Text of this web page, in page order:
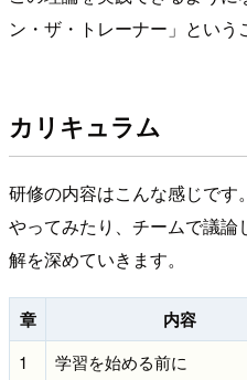
ン・ザ・トレーナー」という
カリキュラム
研修の内容はこんな感じです
やってみたり、チームで議
解を深めていきます。
章 内容
1 学習を始める前に